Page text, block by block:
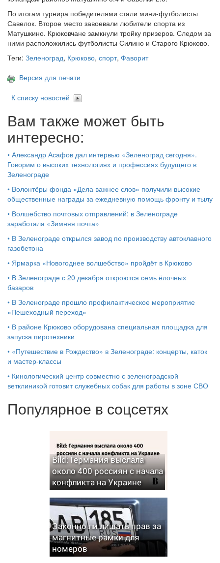
По итогам турнира победителями стали мини-футболисты
Савелок. Второе место завоевали любители спорта из
Матушкино. Крюковчане замкнули тройку призеров. Следом за
ними расположились футболисты Силино и Старого Крюково.
Теги: Зеленоград, Крюково, спорт, Фаворит
Версия для печати
К списку новостей
Вам также может быть
интересно:
• Александр Асафов дал интервью «Зеленоград сегодня».
Говорим о высоких технологиях и профессиях будущего в
Зеленограде
• Волонтёры фонда «Дела важнее слов» получили высокие
общественные награды за ежедневную помощь фронту и тылу
• Волшебство почтовых отправлений: в Зеленограде
заработала «Зимняя почта»
• В Зеленограде открылся завод по производству автоклавного
газобетона
• Ярмарка «Новогоднее волшебство» пройдёт в Крюково
• В Зеленограде с 20 декабря откроются семь ёлочных
базаров
• В Зеленограде прошло профилактическое мероприятие
«Пешеходный переход»
• В районе Крюково оборудована специальная площадка для
запуска пиротехники
• «Путешествие в Рождество» в Зеленограде: концерты, каток
и мастер‑классы
• Кинологический центр совместно с зеленоградской
ветклиникой готовит служебных собак для работы в зоне СВО
Популярное в соцсетях
Bild: Германия выслала
около 400 россиян с начала
конфликта на Украине
Законно ли лишать прав за
магнитные рамки для
номеров